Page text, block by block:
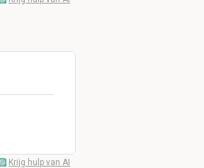
Krijg hulp van AI